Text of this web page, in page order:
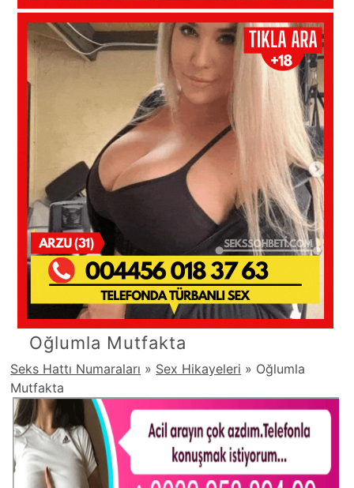
Oğlumla Mutfakta
Seks Hattı Numaraları » Sex Hikayeleri » Oğlumla
Mutfakta